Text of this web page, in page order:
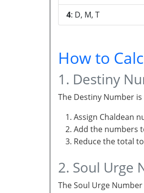
4: D, M, T
How to
1. Destiny
The Destiny Number
Assign Chaldean
Add the numbers
Reduce the total
2. Soul Urge
The Soul Urge